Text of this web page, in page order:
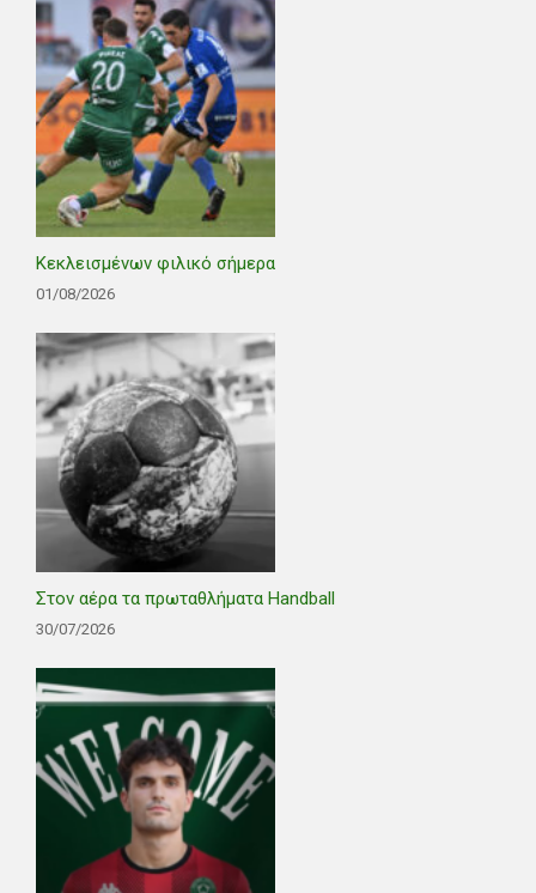
Κεκλεισμένων φιλικό σήμερα
01/08/2026
Στον αέρα τα πρωταθλήματα Handball
30/07/2026